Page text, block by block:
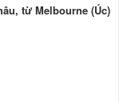
từ Melbourne (Úc)